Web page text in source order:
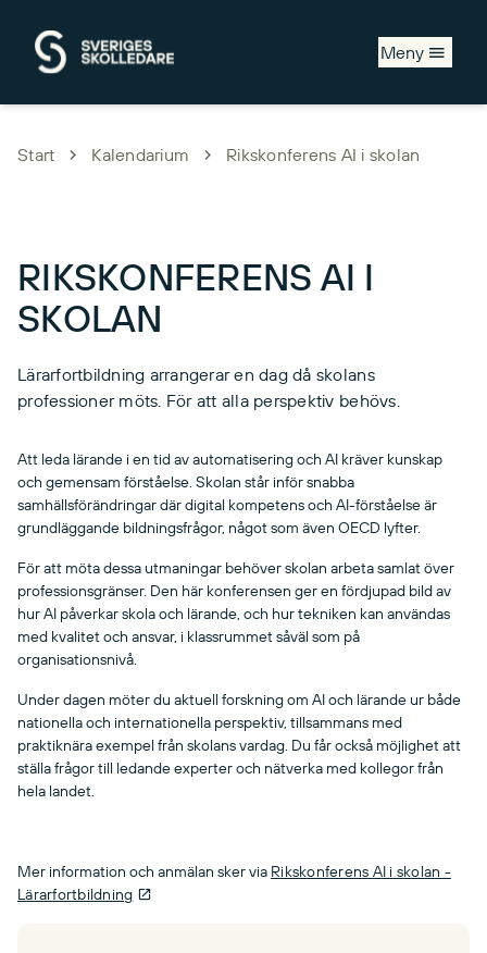
Meny
Start Kalendarium Rikskonferens AI i skolan
RIKSKONFERENS AI I
SKOLAN
Lärarfortbildning arrangerar en dag då skolans
professioner möts. För att alla perspektiv behövs.
Att leda lärande i en tid av automatisering och AI kräver kunskap
och gemensam förståelse. Skolan står inför snabba
samhällsförändringar där digital kompetens och AI-förståelse är
grundläggande bildningsfrågor, något som även OECD lyfter.
För att möta dessa utmaningar behöver skolan arbeta samlat över
professionsgränser. Den här konferensen ger en fördjupad bild av
hur AI påverkar skola och lärande, och hur tekniken kan användas
med kvalitet och ansvar, i klassrummet såväl som på
organisationsnivå.
Under dagen möter du aktuell forskning om AI och lärande ur både
nationella och internationella perspektiv, tillsammans med
praktiknära exempel från skolans vardag. Du får också möjlighet att
ställa frågor till ledande experter och nätverka med kollegor från
hela landet.
Mer information och anmälan sker via Rikskonferens AI i skolan -
Lärarfortbildning